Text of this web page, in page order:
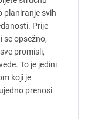
planiranje svih
Prije
se opsežno,
promisli,
To je jedini
koji je
prenosi